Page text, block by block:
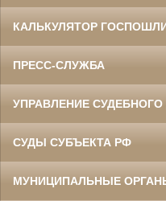
КАЛЬКУЛЯТОР
ПРЕСС-СЛУЖБА
УПРАВЛЕНИЕ
СУДЫ СУБЪЕКТА РФ
МУНИЦИПАЛЬНЫЕ